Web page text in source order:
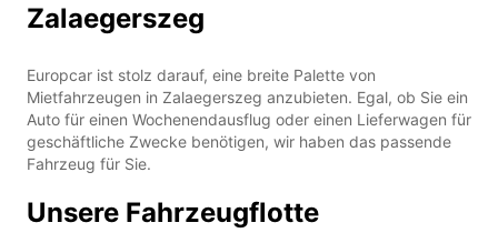
Zalaegerszeg
Europcar ist stolz darauf, eine breite Palette von
Mietfahrzeugen in Zalaegerszeg anzubieten. Egal, ob Sie ein
Auto für einen Wochenendausflug oder einen Lieferwagen für
geschäftliche Zwecke benötigen, wir haben das passende
Fahrzeug für Sie.
Unsere Fahrzeugflotte